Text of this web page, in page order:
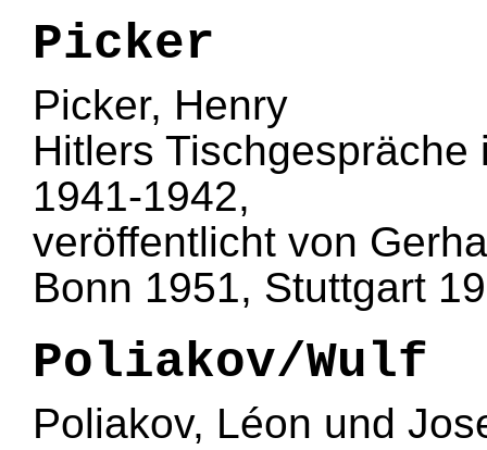
Picker
Picker, Henry
Hitlers
1941-1942,
veröffentlicht von
Bonn 1951, Stuttgart
Poliakov/Wulf
Poliakov, Léon und